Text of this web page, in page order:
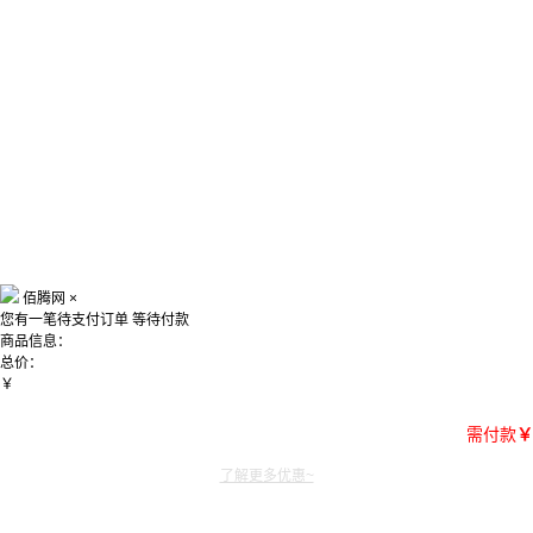
佰腾网 ×
您有一笔待支付订单 等待付款
商品信息：
总价：
￥
需付款￥
了解更多优惠~